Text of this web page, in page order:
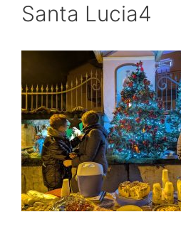
Santa Lucia4